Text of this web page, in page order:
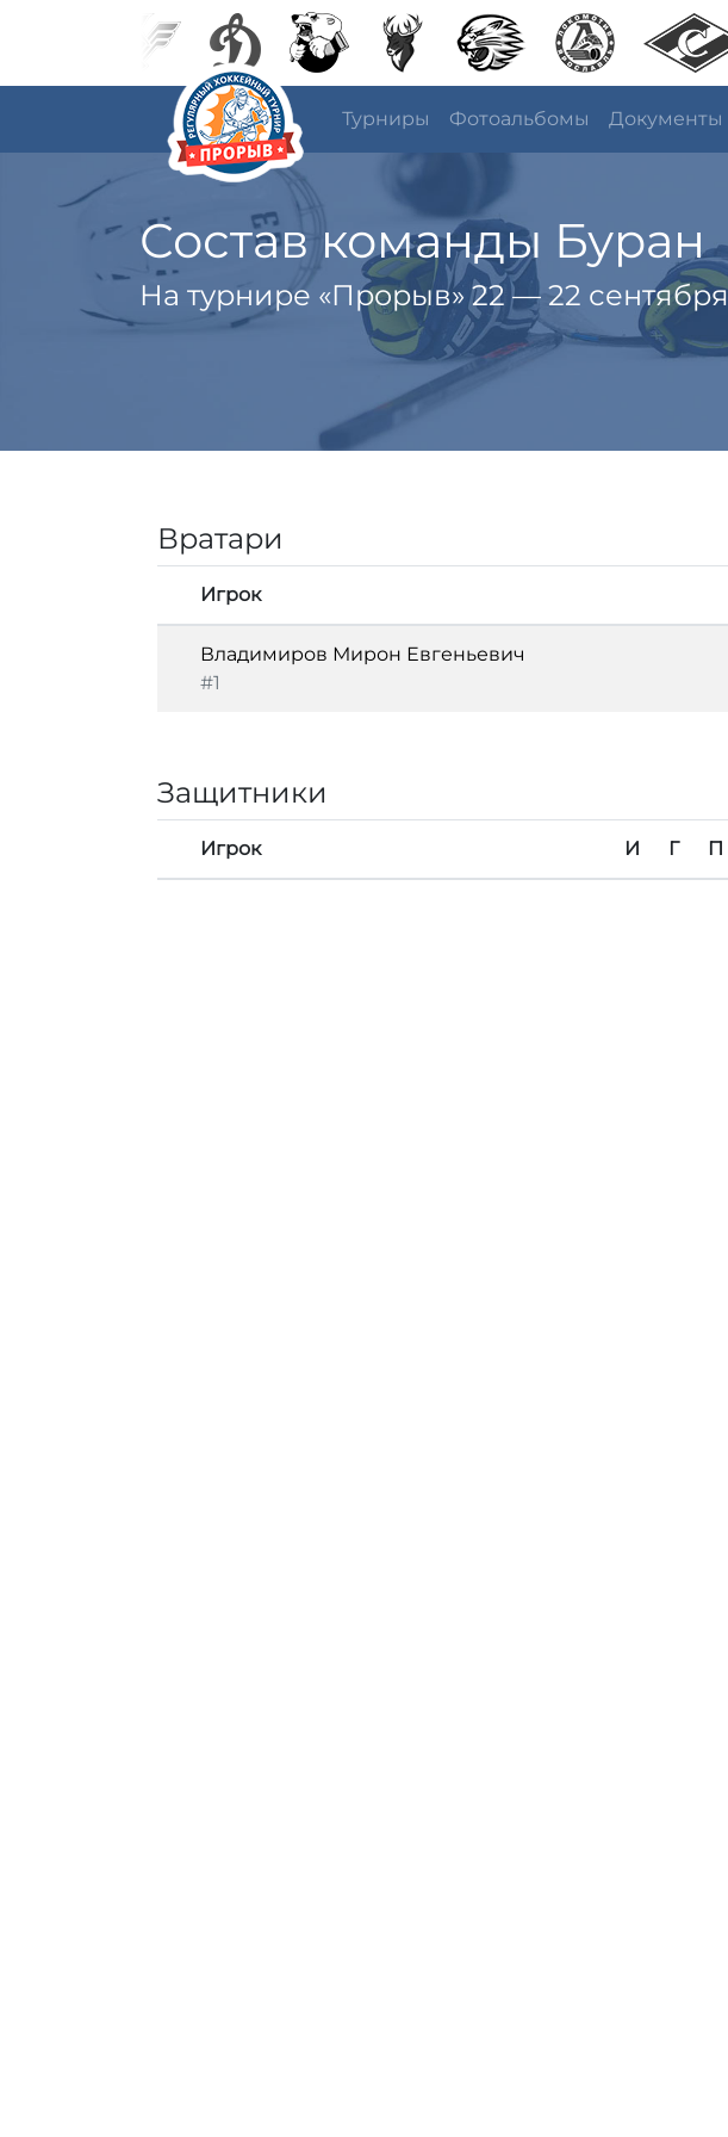
Турниры Фотоальбомы Документы
Состав команды Буран
На турнире «Прорыв» 22 — 22
Вратари
Игрок
Владимиров Мирон Евгеньевич
#1
Защитники
Игрок И Г П